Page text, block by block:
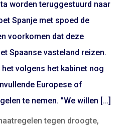
worden teruggestuurd naar
Spanje met spoed de
voorkomen dat deze
Spaanse vasteland reizen.
volgens het kabinet nog
Europese of
te nemen. "We willen […]
tegen droogte,